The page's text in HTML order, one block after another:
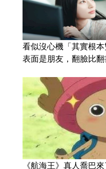
看似沒心機「其實根
表面是朋友，翻臉比翻
《航海王》真人喬巴